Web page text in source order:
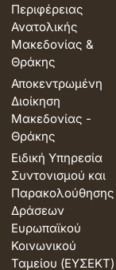
Περιφέρειας
Ανατολικής
Μακεδονίας &
Θράκης
Αποκεντρωμένη
Διοίκηση
Μακεδονίας -
Θράκης
Ειδική Υπηρεσία
Συντονισμού και
Παρακολούθησης
Δράσεων
Ευρωπαϊκού
Κοινωνικού
Ταμείου (ΕΥΣΕΚΤ)